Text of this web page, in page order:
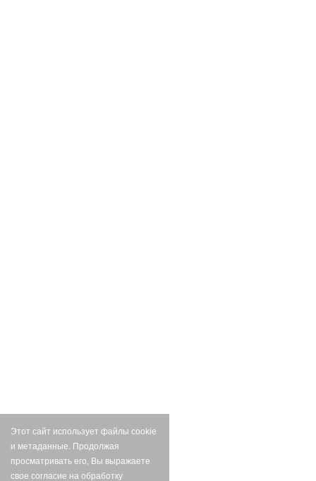
Этот сайт использует файлы cookie
и метаданные. Продолжая
просматривать его, Вы выражаете
свое согласие на обработку